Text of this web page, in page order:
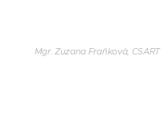
Mgr. Zuzana Fraňková, CSART